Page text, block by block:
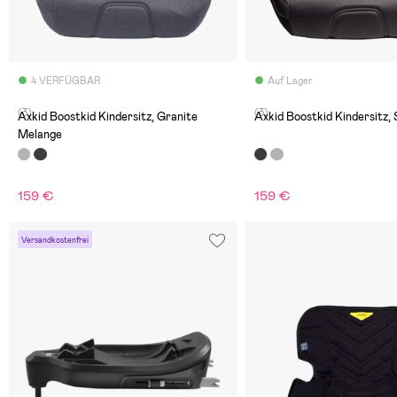
4 VERFÜGBAR
(3)
Axkid Boostkid Kindersitz, Granite
Melange
159 €
Auf Lager
(3)
Axkid Boostkid Kindersitz,
159 €
Versandkostenfrei